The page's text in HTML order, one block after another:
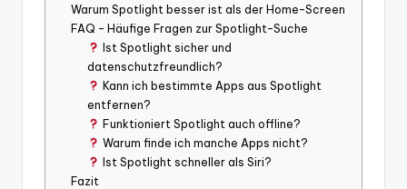
Warum Spotlight besser ist als der Home-Screen
FAQ – Häufige Fragen zur Spotlight-Suche
Ist Spotlight sicher und
datenschutzfreundlich?
Kann ich bestimmte Apps aus Spotlight
entfernen?
Funktioniert Spotlight auch offline?
Warum finde ich manche Apps nicht?
Ist Spotlight schneller als Siri?
Fazit